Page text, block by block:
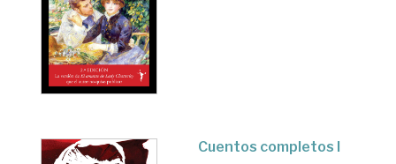
Cuentos completos I